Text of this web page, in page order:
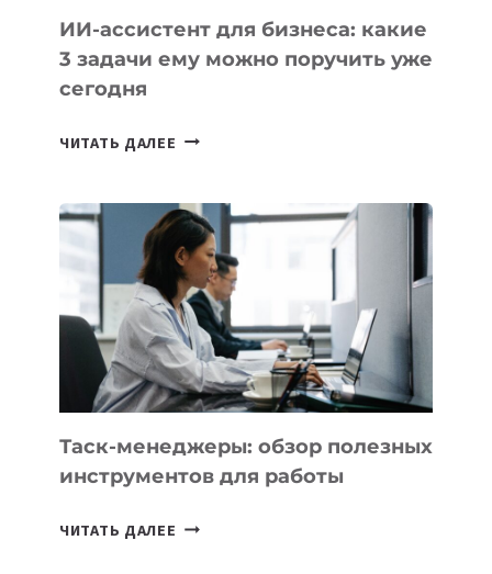
ИИ-ассистент для бизнеса: какие
3 задачи ему можно поручить уже
сегодня
ЧИТАТЬ ДАЛЕЕ ИИ-
БИЗНЕСА:
КАКИЕ
3
ЗАДАЧИ
ЕМУ
МОЖНО
ПОРУЧИТЬ
УЖЕ
СЕГОДНЯ
Таск-менеджеры: обзор полезных
инструментов для работы
ЧИТАТЬ ДАЛЕЕ ТАСК-